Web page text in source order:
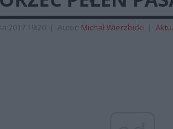
2017 19:20 | Autor: Michał Wierzbicki |